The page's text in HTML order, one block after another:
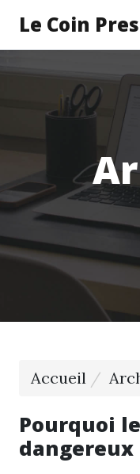
Le Coin
Accueil
Pourquoi
dangereux